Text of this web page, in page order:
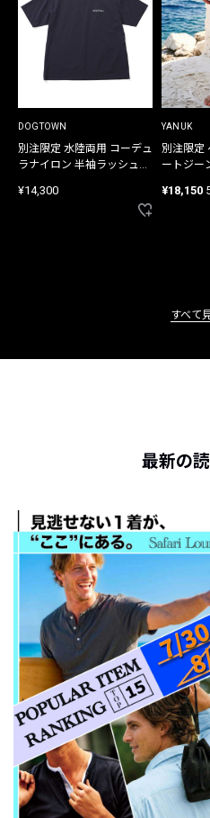
DOGTOWN
別注限定 水陸両用 コーデュ
ラナイロン 半袖ラッシュガ
¥14,300
YANUK
別注限定
ートジー
¥18,150
すべて
最新の